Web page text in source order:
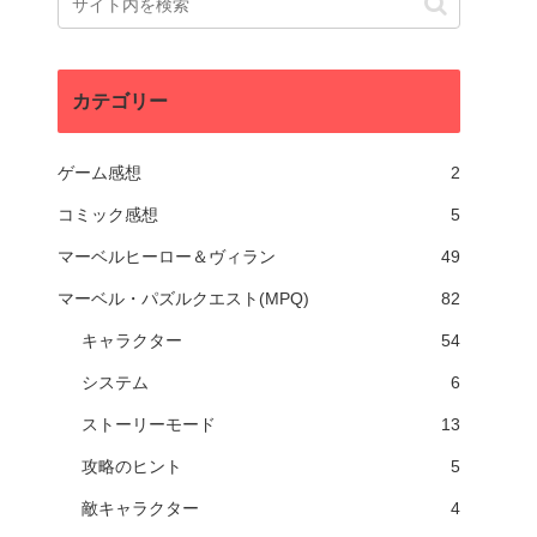
カテゴリー
ゲーム感想 2
コミック感想 5
マーベルヒーロー＆ヴィラン 49
マーベル・パズルクエスト(MPQ) 82
キャラクター 54
システム 6
ストーリーモード 13
攻略のヒント 5
敵キャラクター 4